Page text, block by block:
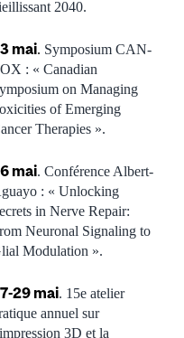
2040.
mai. Symposium CAN-
: « Canadian
on Managing
of Emerging
Therapies ».
mai. Conférence Albert-
: « Unlocking
in Nerve Repair:
Neuronal Signaling to
Modulation ».
29 mai. 15e atelier
annuel sur
3D et la